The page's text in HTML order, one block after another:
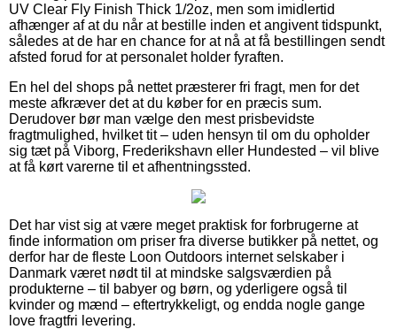
UV Clear Fly Finish Thick 1/2oz, men som imidlertid
afhænger af at du når at bestille inden et angivent tidspunkt,
således at de har en chance for at nå at få bestillingen sendt
afsted forud for at personalet holder fyraften.
En hel del shops på nettet præsterer fri fragt, men for det
meste afkræver det at du køber for en præcis sum.
Derudover bør man vælge den mest prisbevidste
fragtmulighed, hvilket tit – uden hensyn til om du opholder
sig tæt på Viborg, Frederikshavn eller Hundested – vil blive
at få kørt varerne til et afhentningssted.
Det har vist sig at være meget praktisk for forbrugerne at
finde information om priser fra diverse butikker på nettet, og
derfor har de fleste Loon Outdoors internet selskaber i
Danmark været nødt til at mindske salgsværdien på
produkterne – til babyer og børn, og yderligere også til
kvinder og mænd – eftertrykkeligt, og endda nogle gange
love fragtfri levering.